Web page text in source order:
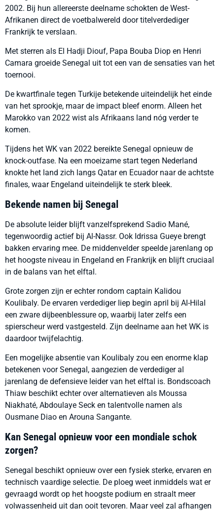
2002. Bij hun allereerste deelname schokten de West-
Afrikanen direct de voetbalwereld door titelverdediger
Frankrijk te verslaan.
Met sterren als El Hadji Diouf, Papa Bouba Diop en Henri
Camara groeide Senegal uit tot een van de sensaties van het
toernooi.
De kwartfinale tegen Turkije betekende uiteindelijk het einde
van het sprookje, maar de impact bleef enorm. Alleen het
Marokko van 2022 wist als Afrikaans land nóg verder te
komen.
Tijdens het WK van 2022 bereikte Senegal opnieuw de
knock-outfase. Na een moeizame start tegen Nederland
knokte het land zich langs Qatar en Ecuador naar de achtste
finales, waar Engeland uiteindelijk te sterk bleek.
Bekende namen bij Senegal
De absolute leider blijft vanzelfsprekend Sadio Mané,
tegenwoordig actief bij Al-Nassr. Ook Idrissa Gueye brengt
bakken ervaring mee. De middenvelder speelde jarenlang op
het hoogste niveau in Engeland en Frankrijk en blijft cruciaal
in de balans van het elftal.
Grote zorgen zijn er echter rondom captain Kalidou
Koulibaly. De ervaren verdediger liep begin april bij Al-Hilal
een zware dijbeenblessure op, waarbij later zelfs een
spierscheur werd vastgesteld. Zijn deelname aan het WK is
daardoor twijfelachtig.
Een mogelijke absentie van Koulibaly zou een enorme klap
betekenen voor Senegal, aangezien de verdediger al
jarenlang de defensieve leider van het elftal is. Bondscoach
Thiaw beschikt echter over alternatieven als Moussa
Niakhaté, Abdoulaye Seck en talentvolle namen als
Ousmane Diao en Arouna Sangante.
Kan Senegal opnieuw voor een mondiale schok
zorgen?
Senegal beschikt opnieuw over een fysiek sterke, ervaren en
technisch vaardige selectie. De ploeg weet inmiddels wat er
gevraagd wordt op het hoogste podium en straalt meer
volwassenheid uit dan ooit tevoren. Maar veel zal afhangen